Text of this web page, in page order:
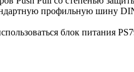
профильную шину
блок питания